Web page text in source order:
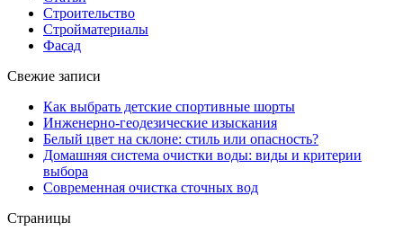
Строительство
Стройматериалы
Фасад
Свежие записи
Как выбрать детские спортивные шорты
Инженерно-геодезические изыскания
Белый цвет на склоне: стиль или опасность?
Домашняя система очистки воды: виды и критерии
выбора
Современная очистка сточных вод
Страницы